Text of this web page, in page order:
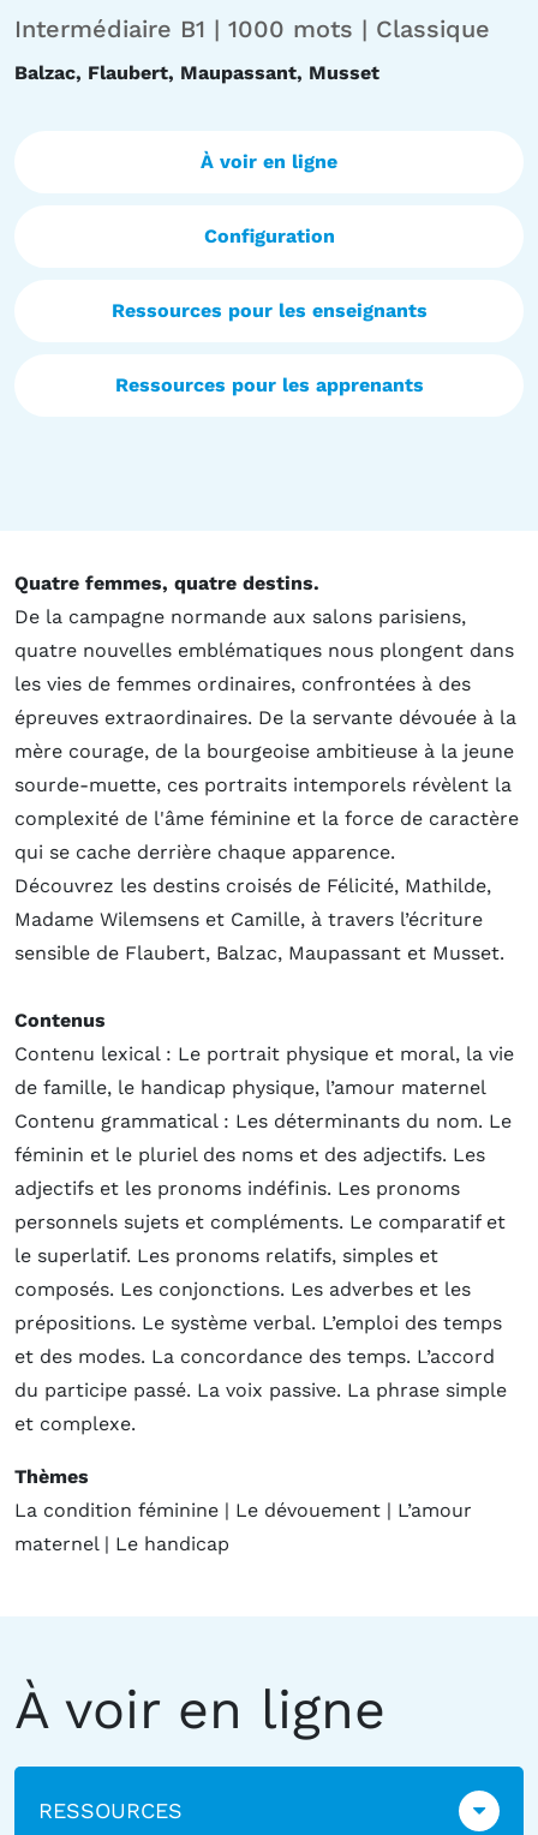
Intermédiaire B1 | 1000 mots | Classique
Balzac, Flaubert, Maupassant, Musset
À voir en ligne
Configuration
Ressources pour les enseignants
Ressources pour les apprenants
Quatre femmes, quatre destins.
De la campagne normande aux salons parisiens,
quatre nouvelles emblématiques nous plongent dans
les vies de femmes ordinaires, confrontées à des
épreuves extraordinaires. De la servante dévouée à la
mère courage, de la bourgeoise ambitieuse à la jeune
sourde-muette, ces portraits intemporels révèlent la
complexité de l'âme féminine et la force de caractère
qui se cache derrière chaque apparence.
Découvrez les destins croisés de Félicité, Mathilde,
Madame Wilemsens et Camille, à travers l’écriture
sensible de Flaubert, Balzac, Maupassant et Musset.
Contenus
Contenu lexical : Le portrait physique et moral, la vie
de famille, le handicap physique, l’amour maternel
Contenu grammatical : Les déterminants du nom. Le
féminin et le pluriel des noms et des adjectifs. Les
adjectifs et les pronoms indéfinis. Les pronoms
personnels sujets et compléments. Le comparatif et
le superlatif. Les pronoms relatifs, simples et
composés. Les conjonctions. Les adverbes et les
prépositions. Le système verbal. L’emploi des temps
et des modes. La concordance des temps. L’accord
du participe passé. La voix passive. La phrase simple
et complexe.
Thèmes
La condition féminine | Le dévouement | L’amour
maternel | Le handicap
À voir en ligne
RESSOURCES